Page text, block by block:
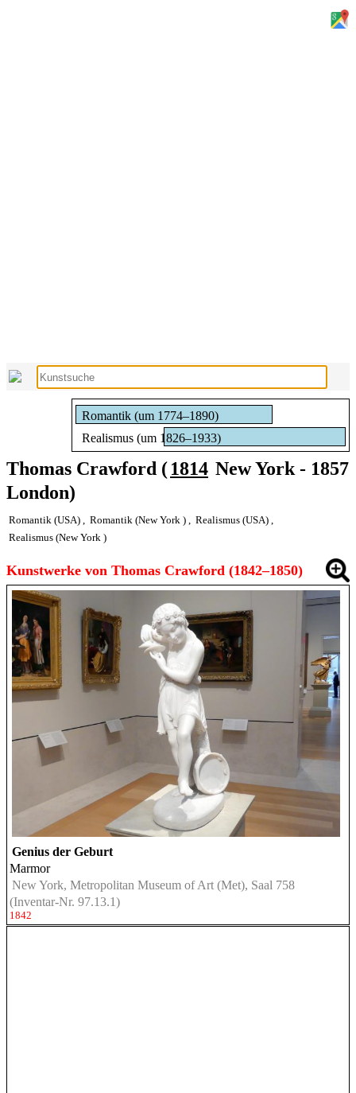
Romantik (um 1774–1890)
Realismus (um 1826–1933)
Thomas Crawford (1814 New York - 1857
London)
Romantik (USA) , Romantik (New York ) , Realismus (USA) ,
Realismus (New York )
Kunstwerke von Thomas Crawford (1842–1850)
Genius der Geburt
Marmor
New York, Metropolitan Museum of Art (Met), Saal 758
(Inventar-Nr. 97.13.1)
1842